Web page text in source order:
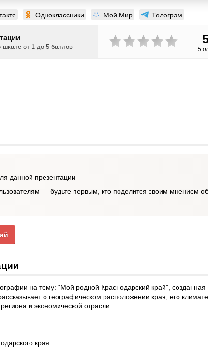
Одноклассники Мой Мир Телеграм
шкале от 1 до 5 баллов 5
данной презентации
— будьте первым, кто поделится своим мнением об
на тему: "Мой родной Краснодарский край", созданная
о географическом расположении края, его
и экономической отрасли.
края